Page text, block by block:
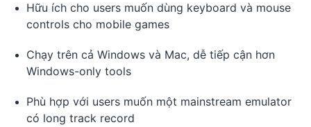
Hữu ích cho users muốn dùng keyboard và mouse
controls cho mobile games
Chạy trên cả Windows và Mac, dễ tiếp cận hơn
Windows-only tools
Phù hợp với users muốn một mainstream emulator
có long track record